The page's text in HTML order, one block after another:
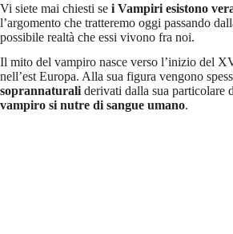
Vi siete mai chiesti se i Vampiri esistono
l’argomento che tratteremo oggi passando
possibile realtà che essi vivono fra noi.
Il mito del vampiro nasce verso l’inizio del
nell’est Europa. Alla sua figura vengono
soprannaturali derivati dalla sua particolare
vampiro si nutre di sangue umano.